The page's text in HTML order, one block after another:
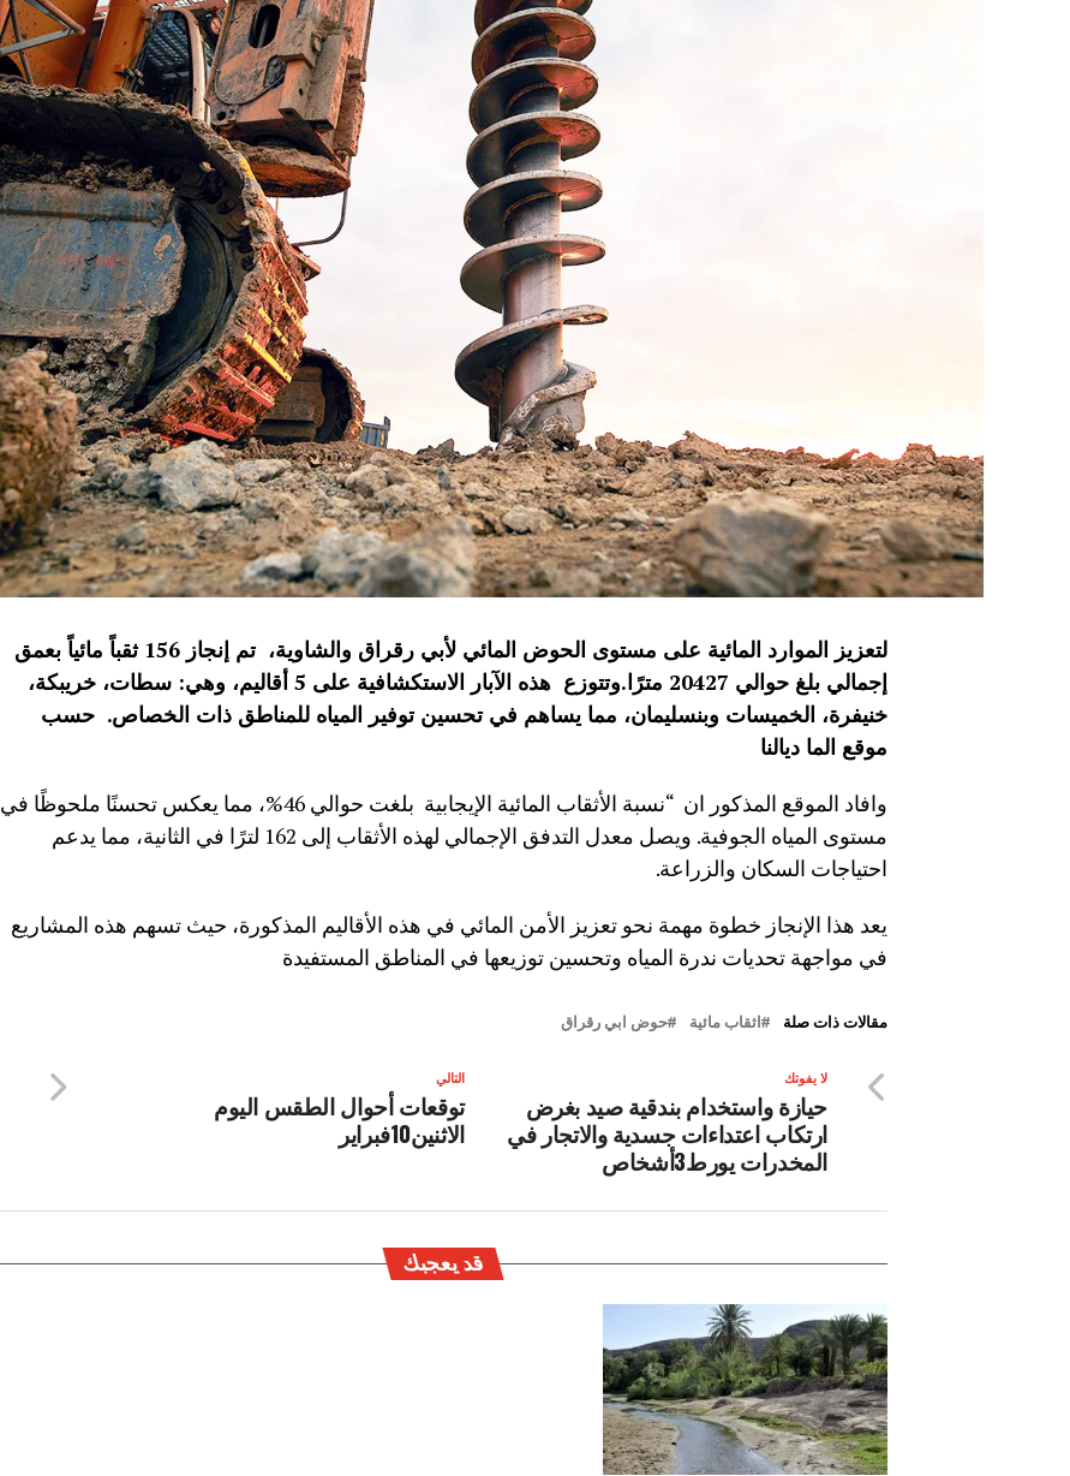
لتعزيز الموارد المائية على مستوى الحوض المائي لأبي رقراق والشاوية، تم إنجاز 156 ثقباً مائياً بعمق
إجمالي بلغ حوالي 20427 مترًا.وتتوزع هذه الآبار الاستكشافية على 5 أقاليم، وهي: سطات، خريبكة،
خنيفرة، الخميسات وبنسليمان، مما يساهم في تحسين توفير المياه للمناطق ذات الخصاص. حسب
موقع الما ديالنا
وافاد الموقع المذكور ان “نسبة الأثقاب المائية الإيجابية بلغت حوالي 46%، مما يعكس تحسنًا ملحوظًا في
مستوى المياه الجوفية. ويصل معدل التدفق الإجمالي لهذه الأثقاب إلى 162 لترًا في الثانية، مما يدعم
احتياجات السكان والزراعة.
يعد هذا الإنجاز خطوة مهمة نحو تعزيز الأمن المائي في هذه الأقاليم المذكورة، حيث تسهم هذه المشاريع
في مواجهة تحديات ندرة المياه وتحسين توزيعها في المناطق المستفيدة
مقالات ذات صلة اثقاب مائية حوض ابي رقراق
التالي
توقعات أحوال الطقس اليوم
الاثنين10فبراير
لا يفوتك
حيازة واستخدام بندقية صيد بغرض
ارتكاب اعتداءات جسدية والاتجار في
المخدرات يورط3أشخاص
قد يعجبك